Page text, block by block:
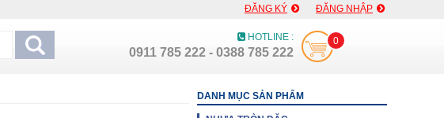
ĐĂNG KÝ ĐĂNG NHẬP
HOTLINE :
0911 785 222 - 0388 785 222
0
DANH MỤC SẢN PHẨM